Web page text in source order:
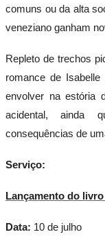
comuns ou da alta
veneziano ganham
Repleto de trechos
romance de
envolver na estória
acidental, ainda
consequências de
Serviço:
Lançamento do
Data: 10 de julho